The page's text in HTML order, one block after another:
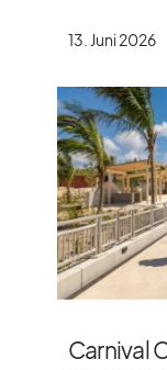
13. Juni 2026
Carnival